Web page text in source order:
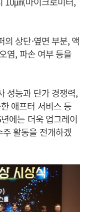
상단·옆면 부분, 액
염, 파손 여부 등을
성능과 단가 경쟁력,
애프터 서비스 등
에는 더욱 업그레이
활동을 전개하겠